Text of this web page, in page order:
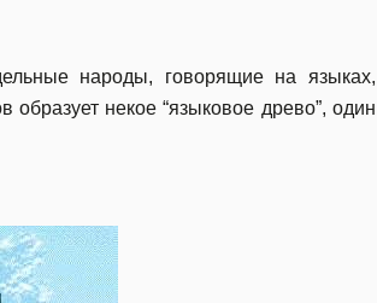
народы, говорящие на языках,
некое “языковое древо”, один